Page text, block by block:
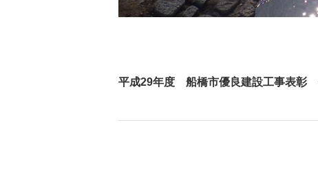
平成29年度 船橋市優良建設工事表彰